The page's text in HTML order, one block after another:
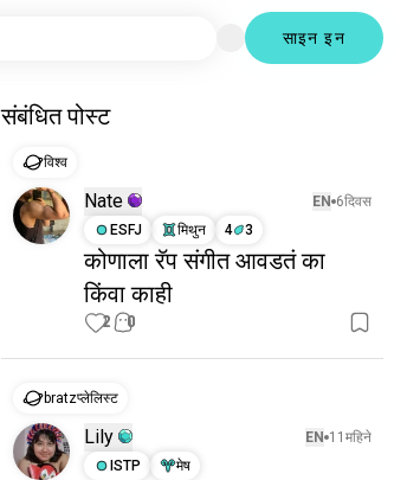
साइन इन
संबंधित पोस्ट
विश्व
Nate EN 6दिवस
ESFJ
मिथुन 4 3
कोणाला रॅप संगीत आवडतं का
किंवा काही
2 0
bratzप्लेलिस्ट
Lily EN 11महिने
ISTP
मेष